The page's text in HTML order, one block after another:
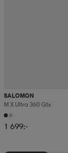
SALOMON
M X Ultra 360 Gtx
1 699:-